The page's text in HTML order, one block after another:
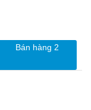
Bán hàng 2